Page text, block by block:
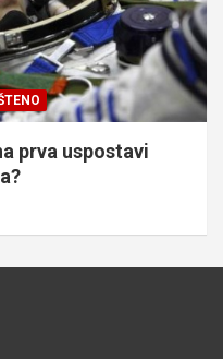
prva uspostavi